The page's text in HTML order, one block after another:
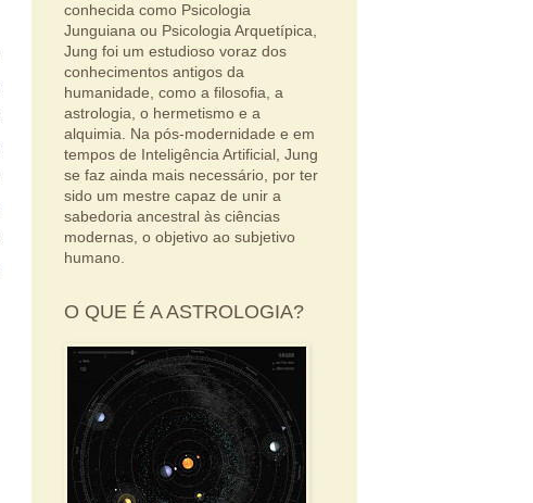
conhecida como Psicologia
Junguiana ou Psicologia Arquetípica,
Jung foi um estudioso voraz dos
conhecimentos antigos da
humanidade, como a filosofia, a
astrologia, o hermetismo e a
alquimia. Na pós-modernidade e em
tempos de Inteligência Artificial, Jung
se faz ainda mais necessário, por ter
sido um mestre capaz de unir a
sabedoria ancestral às ciências
modernas, o objetivo ao subjetivo
humano.
O QUE É A ASTROLOGIA?